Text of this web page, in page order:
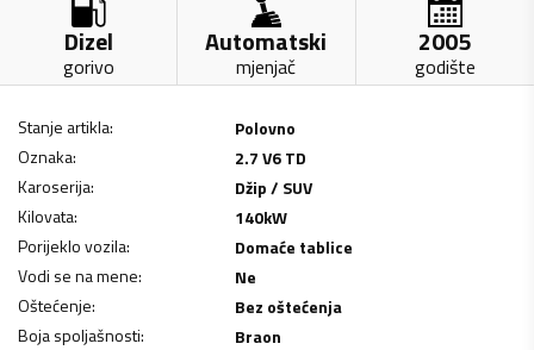
Dizel
gorivo
Automatski
mjenjač
2005
godište
Stanje artikla:
Polovno
Oznaka:
2.7 V6 TD
Karoserija:
Džip / SUV
Kilovata: 140kW
Porijeklo vozila:
Domaće tablice
Vodi se na mene:
Ne
Oštećenje:
Bez oštećenja
Boja spoljašnosti:
Braon